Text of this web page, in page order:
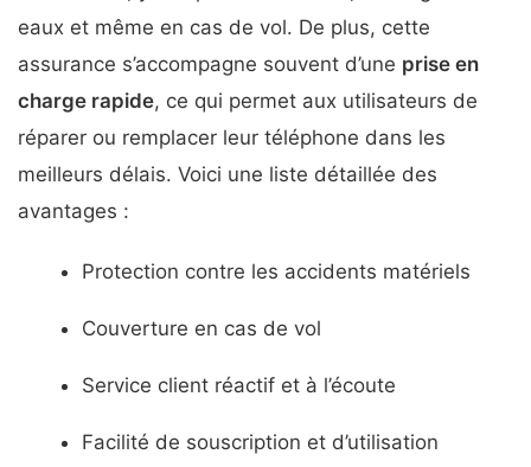
eaux et même en cas de vol. De plus, cette
assurance s’accompagne souvent d’une prise en
charge rapide, ce qui permet aux utilisateurs de
réparer ou remplacer leur téléphone dans les
meilleurs délais. Voici une liste détaillée des
avantages :
Protection contre les accidents matériels
Couverture en cas de vol
Service client réactif et à l’écoute
Facilité de souscription et d’utilisation